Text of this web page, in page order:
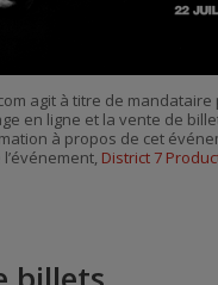
agit à titre de mandataire
en ligne et la vente de
à propos de cet
District 7